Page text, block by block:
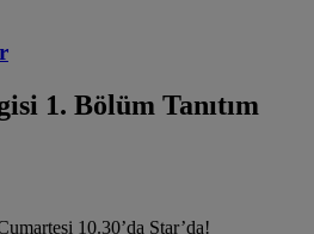
1. Bölüm Tanıtım
10.30’da Star’da!